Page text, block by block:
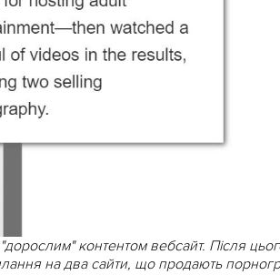
контентом вебсайт. Після
на два сайти, що продають